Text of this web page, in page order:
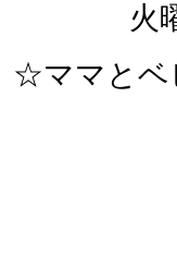
火
☆ママとベ